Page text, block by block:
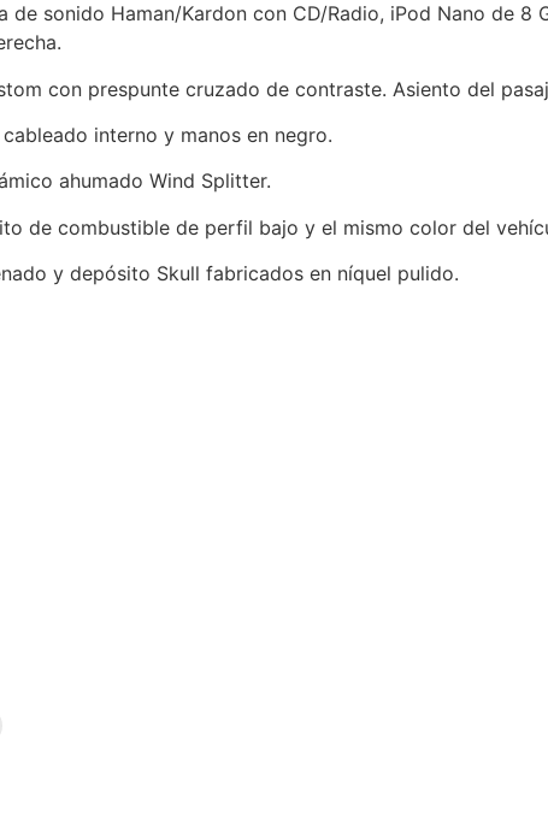
de sonido Haman/Kardon con CD/Radio, iPod Nano de
con prespunte cruzado de contraste. Asiento del
interno y manos en negro.
ahumado Wind Splitter.
de combustible de perfil bajo y el mismo color del
y depósito Skull fabricados en níquel pulido.